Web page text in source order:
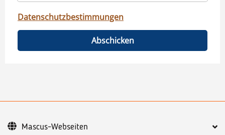
Datenschutzbestimmungen
Abschicken
Mascus-Webseiten